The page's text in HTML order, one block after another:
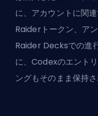
に、アカウントに関
Raiderトークン、ア
Raider Decksでの進
に、Codexのエント
ングもそのまま保持さ